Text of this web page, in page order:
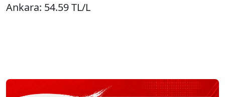
Ankara: 54.59 TL/L